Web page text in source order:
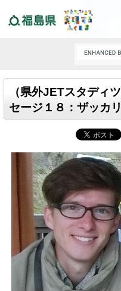
（県外JETスタディ
セージ１８：ザッカ